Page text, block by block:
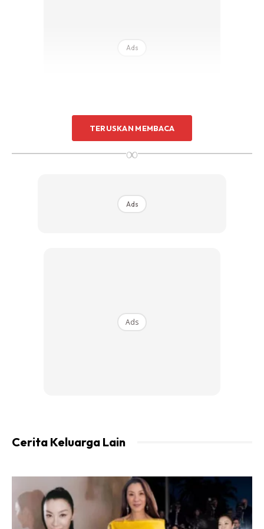
Ads
TERUSKAN MEMBACA
∞
Ads
Ads
Cerita Keluarga Lain